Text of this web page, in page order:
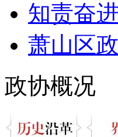
知责奋
萧山区
政协概况